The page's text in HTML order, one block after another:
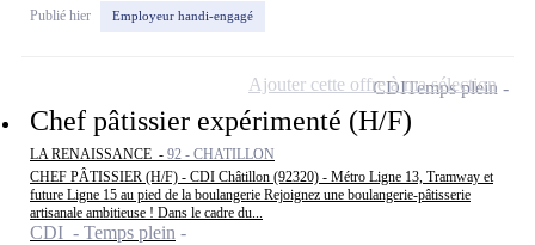
Publié hier Employeur handi-engagé
Chef pâtissier expérimenté (H/F)
LA RENAISSANCE - 92 - CHATILLON
CHEF PÂTISSIER (H/F) - CDI Châtillon (92320) - Métro Ligne 13, Tramway et
future Ligne 15 au pied de la boulangerie Rejoignez une boulangerie-pâtisserie
artisanale ambitieuse ! Dans le cadre du...
CDI - Temps plein
CDITemps plein
Ajouter cette offre à ma sélection